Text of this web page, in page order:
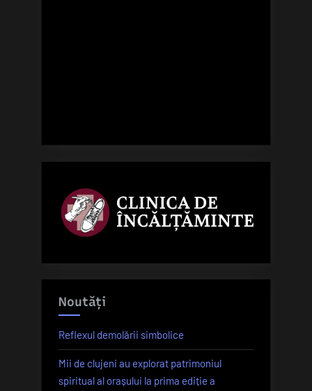
Noutăți
Reflexul demolării simbolice
Mii de clujeni au explorat patrimoniul
spiritual al orașului la prima ediție a